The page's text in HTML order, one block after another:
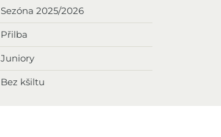
Sezóna 2025/2026
Přilba
Juniory
Bez kšiltu